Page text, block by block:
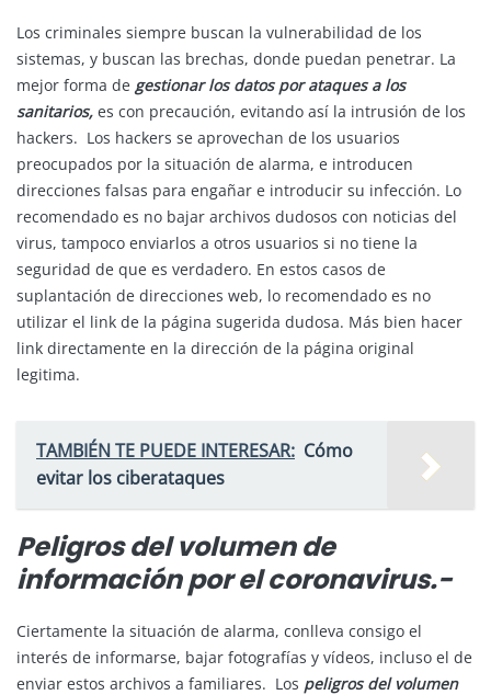
Los criminales siempre buscan la vulnerabilidad de los
sistemas, y buscan las brechas, donde puedan penetrar. La
mejor forma de gestionar los datos por ataques a los
sanitarios, es con precaución, evitando así la intrusión de los
hackers. Los hackers se aprovechan de los usuarios
preocupados por la situación de alarma, e introducen
direcciones falsas para engañar e introducir su infección. Lo
recomendado es no bajar archivos dudosos con noticias del
virus, tampoco enviarlos a otros usuarios si no tiene la
seguridad de que es verdadero. En estos casos de
suplantación de direcciones web, lo recomendado es no
utilizar el link de la página sugerida dudosa. Más bien hacer
link directamente en la dirección de la página original
legitima.
TAMBIÉN TE PUEDE INTERESAR: Cómo
evitar los ciberataques
Peligros del volumen de
información por el coronavirus.-
Ciertamente la situación de alarma, conlleva consigo el
interés de informarse, bajar fotografías y vídeos, incluso el de
enviar estos archivos a familiares. Los peligros del volumen